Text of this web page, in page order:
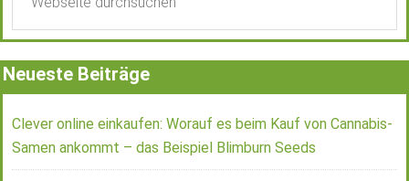
Neueste Beiträge
Clever online einkaufen: Worauf es beim Kauf von Cannabis-
Samen ankommt – das Beispiel Blimburn Seeds